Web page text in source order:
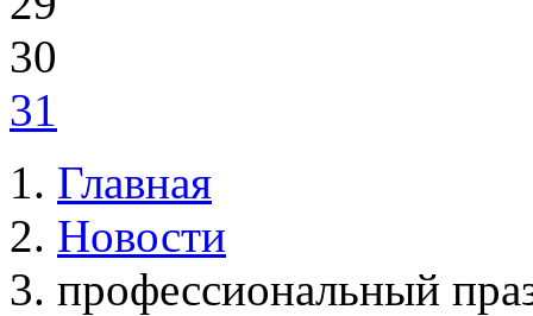
30
31
Главная
Новости
профессиональный